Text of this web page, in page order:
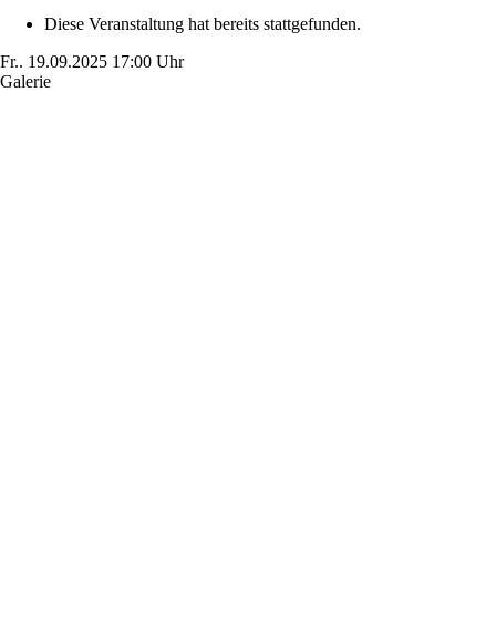
Diese Veranstaltung hat bereits stattgefunden.
Fr.. 19.09.2025 17:00 Uhr
Galerie